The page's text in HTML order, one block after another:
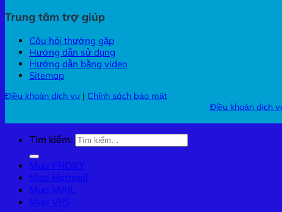
Trung tâm trợ giúp
Câu hỏi thường gặp
Hướng dẫn sử dụng
Hướng dẫn bằng video
Sitemap
Điều khoản dịch vụ | Chính sách bảo mật
Điều khoản dịch
Tìm kiếm:
Mua PROXY
Mua Hotmail
Mua MAIL
Mua VPS